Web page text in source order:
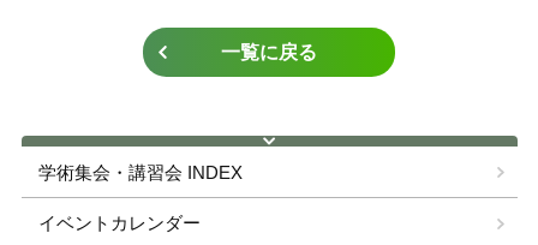
学術集会・講習会 INDEX
イベントカレンダー
一覧に戻る